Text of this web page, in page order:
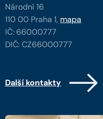
Národní 16
110 00 Praha 1, mapa
IČ: 66000777
DIČ: CZ66000777
Další kontakty